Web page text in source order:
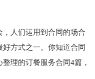
人们运用到合同的场合
方式之一。你知道合同
理的订餐服务合同4篇，